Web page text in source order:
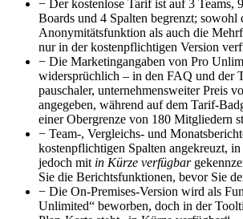
−
Der kostenlose Tarif ist auf 3
Boards und 4 Spalten begrenzt; sowohl
Anonymitätsfunktion als auch die
nur in der kostenpflichtigen Version
− Die Marketingangaben von Pro
widersprüchlich – in den FAQ und der
pauschaler, unternehmensweiter Preis
angegeben, während auf dem Tarif-
einer Obergrenze von 180 Mitgliedern
− Team-, Vergleichs- und
kostenpflichtigen Spalten angekreuzt,
jedoch mit in Kürze verfügbar
Sie die Berichtsfunktionen, bevor Sie
− Die On-Premises-Version wird als
Unlimited“ beworben, doch in der